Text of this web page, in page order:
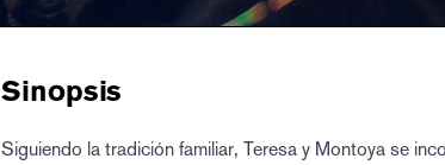
Sinopsis
Siguiendo la tradición familiar, Teresa y Montoya se